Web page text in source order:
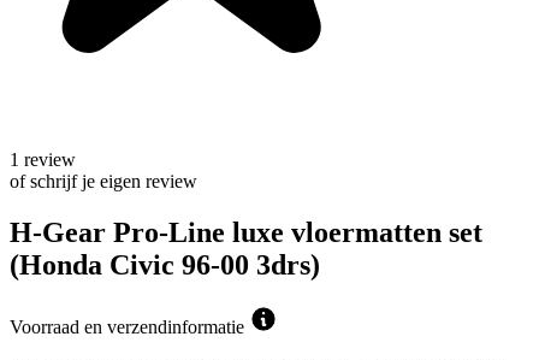
1 review
of schrijf je eigen review
H-Gear Pro-Line luxe vloermatten set
(Honda Civic 96-00 3drs)
Voorraad en verzendinformatie